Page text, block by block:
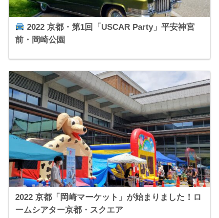
2022 京都・第1回「USCAR Party」平安神宮
前・岡崎公園
2022 京都「岡崎マーケット」が始まりました！ロ
ームシアター京都・スクエア